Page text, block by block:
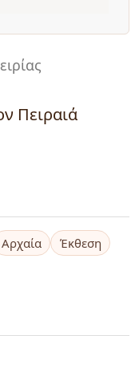
Πειραιά
Αρχαία
Έκθεση